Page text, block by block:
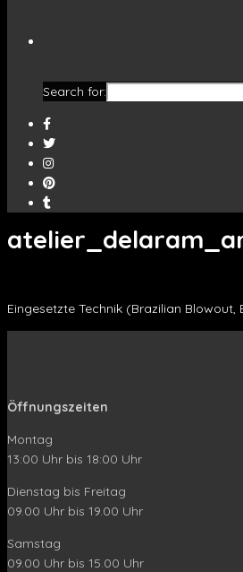
Search for:
Eingesetzte Technik (Brazilian
Öffnungszeiten
Montag
13:00 Uhr bis 18:00 Uhr
Dienstag bis Freitag
09.00 Uhr bis 19.00 Uhr
Samstag
09.00 Uhr bis 15.00 Uhr